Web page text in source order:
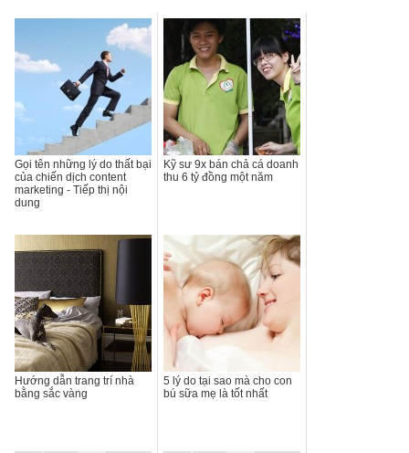
Gọi tên những lý do thất bại
của chiến dịch content
marketing - Tiếp thị nội
dung
Kỹ sư 9x bán chả cá doanh
thu 6 tỷ đồng một năm
Hướng dẫn trang trí nhà
bằng sắc vàng
5 lý do tại sao mà cho con
bú sữa mẹ là tốt nhất